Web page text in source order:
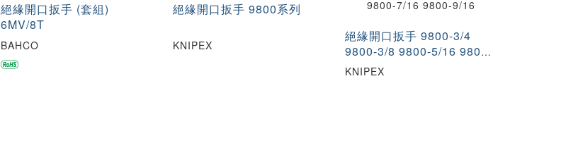
絕緣開口扳手 (套組)
6MV/8T
BAHCO
絕緣開口扳手 9800系列
KNIPEX
絕緣開口扳手 9800-3/4
9800-3/8 9800-5/16 9800-
5/8 9800-7/16 9800-9/16
KNIPEX